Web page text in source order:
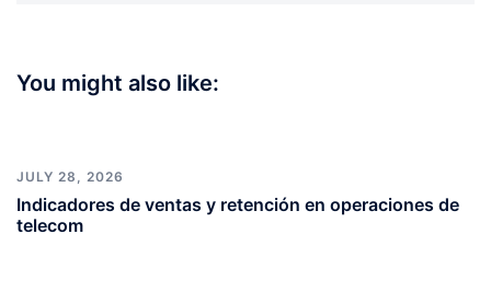
You might also like:
JULY 28, 2026
Indicadores de ventas y retención en operaciones de
telecom